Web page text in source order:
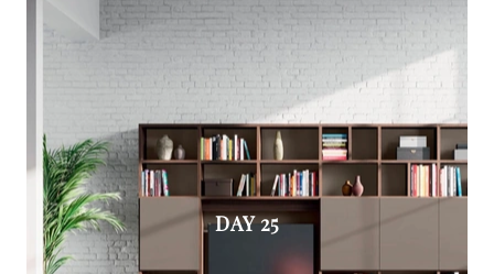
DAY 25